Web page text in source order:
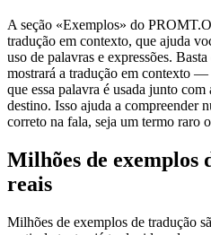
A seção «Exemplos» do
tradução em contexto, que ajuda
uso de palavras e expressões.
mostrará a tradução em contexto
que essa palavra é usada junto
destino. Isso ajuda a compreender
correto na fala, seja um termo raro
Milhões de exemplos
reais
Milhões de exemplos de tradução